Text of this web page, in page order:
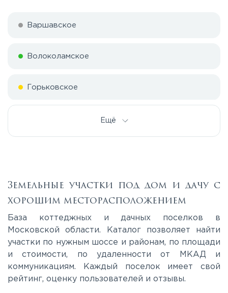
Варшавское
Волоколамское
Горьковское
Киевское
Ещё
Земельные участки под дом и дачу с
хорошим месторасположением
База коттеджных и дачных поселков в
Московской области. Каталог позволяет найти
участки по нужным шоссе и районам, по площади
и стоимости, по удаленности от МКАД и
коммуникациям. Каждый поселок имеет свой
рейтинг, оценку пользователей и отзывы.